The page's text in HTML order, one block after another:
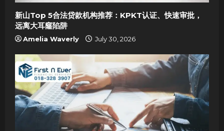
新山Top 5合法贷款机构推荐：KPKT认证、快速审批，
远离大耳窿陷阱
Amelia Waverly July 30, 2026